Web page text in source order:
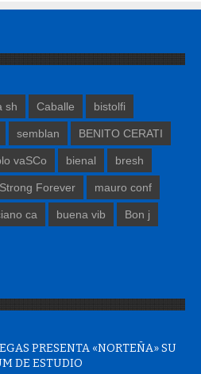
sh Caballe bistolfi
semblan BENITO CERATI
vaSCo bienal bresh
Strong Forever mauro conf
ca buena vib Bon j
PRESENTA «NORTEÑA» SU
DE ESTUDIO